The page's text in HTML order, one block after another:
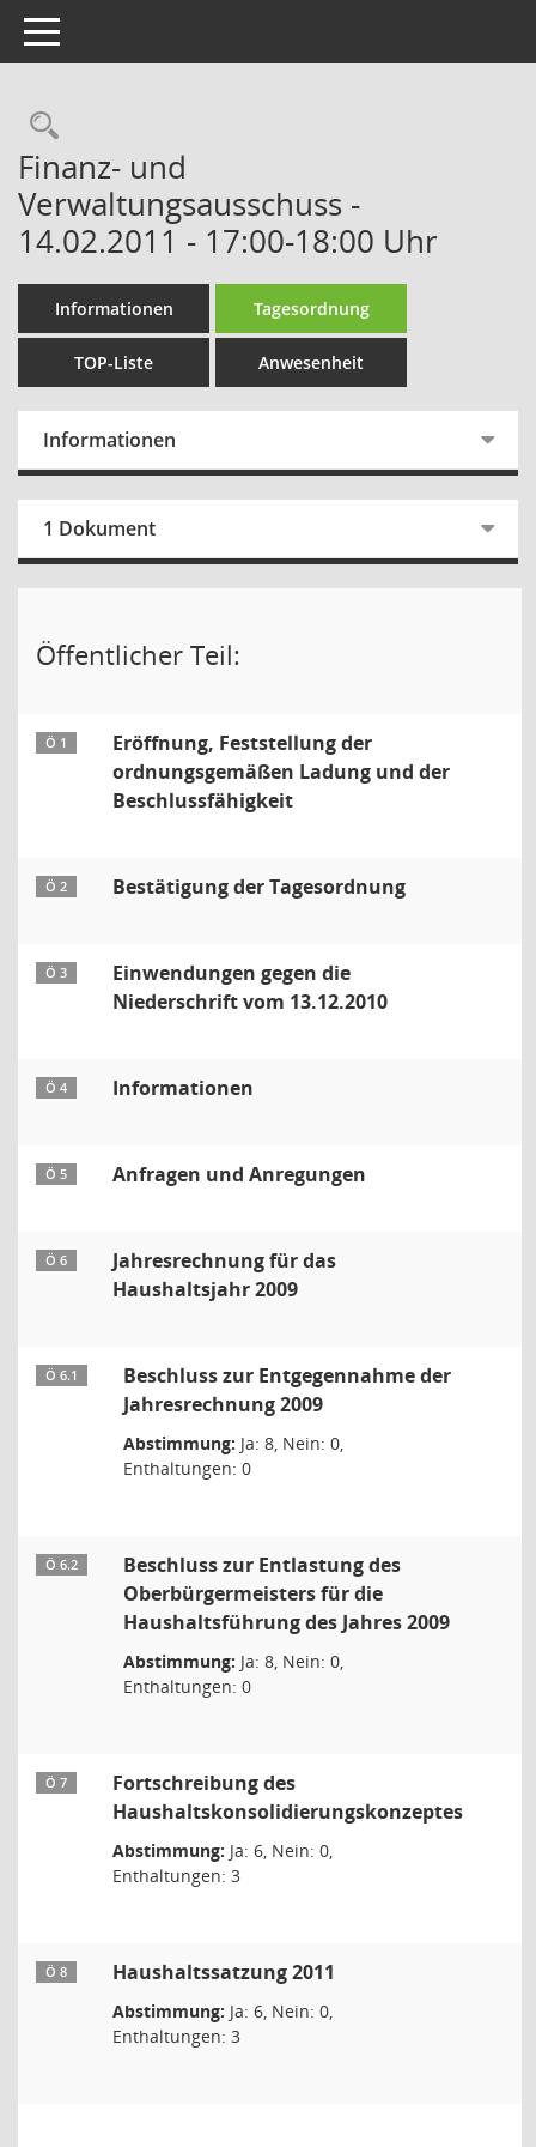
Toggle navigation
Rechercheauswahl
Finanz- und
Verwaltungsausschuss -
14.02.2011 - 17:00-18:00 Uhr
Informationen Tagesordnung
TOP-Liste Anwesenheit
Informationen
1 Dokument
Öffentlicher Teil:
Ö 1
Eröffnung, Feststellung der
ordnungsgemäßen Ladung und der
Beschlussfähigkeit
Ö 2 Bestätigung der Tagesordnung
Ö 3
Einwendungen gegen die
Niederschrift vom 13.12.2010
Ö 4 Informationen
Ö 5 Anfragen und Anregungen
Ö 6
Jahresrechnung für das
Haushaltsjahr 2009
Ö 6.1
Beschluss zur Entgegennahme der
Jahresrechnung 2009
Abstimmung: Ja: 8, Nein: 0,
Enthaltungen: 0
Ö 6.2
Beschluss zur Entlastung des
Oberbürgermeisters für die
Haushaltsführung des Jahres 2009
Abstimmung: Ja: 8, Nein: 0,
Enthaltungen: 0
Ö 7
Fortschreibung des
Haushaltskonsolidierungskonzeptes
Abstimmung: Ja: 6, Nein: 0,
Enthaltungen: 3
Ö 8 Haushaltssatzung 2011
Abstimmung: Ja: 6, Nein: 0,
Enthaltungen: 3